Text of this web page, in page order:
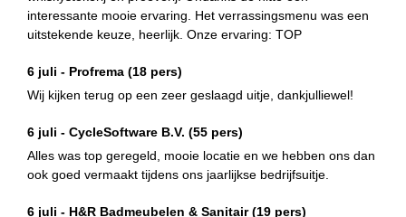
interessante mooie ervaring. Het verrassingsmenu was een
uitstekende keuze, heerlijk. Onze ervaring: TOP
6 juli - Profrema (18 pers)
Wij kijken terug op een zeer geslaagd uitje, dankjulliewel!
6 juli - CycleSoftware B.V. (55 pers)
Alles was top geregeld, mooie locatie en we hebben ons dan
ook goed vermaakt tijdens ons jaarlijkse bedrijfsuitje.
6 juli - H&R Badmeubelen & Sanitair(19 pers)